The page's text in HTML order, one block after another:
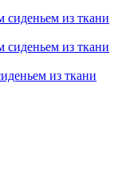
из ткани